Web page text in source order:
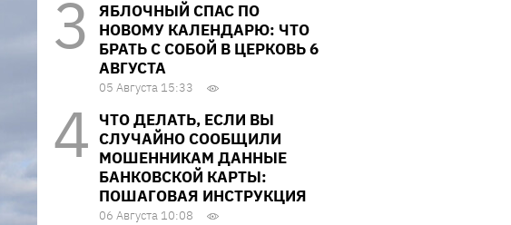
ЯБЛОЧНЫЙ СПАС ПО
НОВОМУ КАЛЕНДАРЮ: ЧТО
БРАТЬ С СОБОЙ В ЦЕРКОВЬ 6
АВГУСТА
05 Августа 15:33
ЧТО ДЕЛАТЬ, ЕСЛИ ВЫ
СЛУЧАЙНО СООБЩИЛИ
МОШЕННИКАМ ДАННЫЕ
БАНКОВСКОЙ КАРТЫ:
ПОШАГОВАЯ ИНСТРУКЦИЯ
06 Августа 10:08